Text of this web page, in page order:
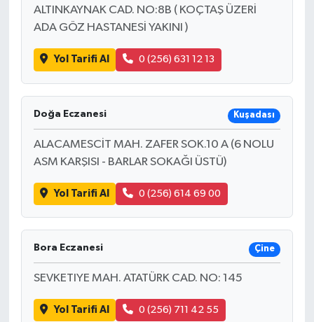
ALTINKAYNAK CAD. NO:8B ( KOÇTAŞ ÜZERİ
ADA GÖZ HASTANESİ YAKINI )
Yol Tarifi Al 0 (256) 631 12 13
Doğa Eczanesi Kuşadası
ALACAMESCİT MAH. ZAFER SOK.10 A (6 NOLU
ASM KARŞISI - BARLAR SOKAĞI ÜSTÜ)
Yol Tarifi Al 0 (256) 614 69 00
Bora Eczanesi Çine
SEVKETIYE MAH. ATATÜRK CAD. NO: 145
Yol Tarifi Al 0 (256) 711 42 55